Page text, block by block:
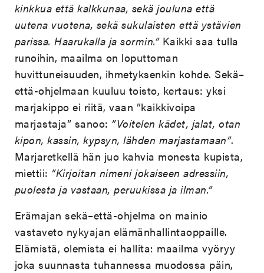
kinkkua että kalkkunaa, sekä jouluna että
uutena vuotena, sekä sukulaisten että ystävien
parissa. Haarukalla ja sormin.” Kaikki saa tulla
runoihin, maailma on loputtoman
huvittuneisuuden, ihmetyksenkin kohde. Sekä–
että-ohjelmaan kuuluu toisto, kertaus: yksi
marjakippo ei riitä, vaan ”kaikkivoipa
marjastaja” sanoo: ”Voitelen kädet, jalat, otan
kipon, kassin, kypsyn, lähden marjastamaan”.
Marjaretkellä hän juo kahvia monesta kupista,
miettii: ”Kirjoitan nimeni jokaiseen adressiin,
puolesta ja vastaan, peruukissa ja ilman.”
Erämajan sekä–että-ohjelma on mainio
vastaveto nykyajan elämänhallintaoppaille.
Elämistä, olemista ei hallita: maailma vyöryy
joka suunnasta tuhannessa muodossa päin,